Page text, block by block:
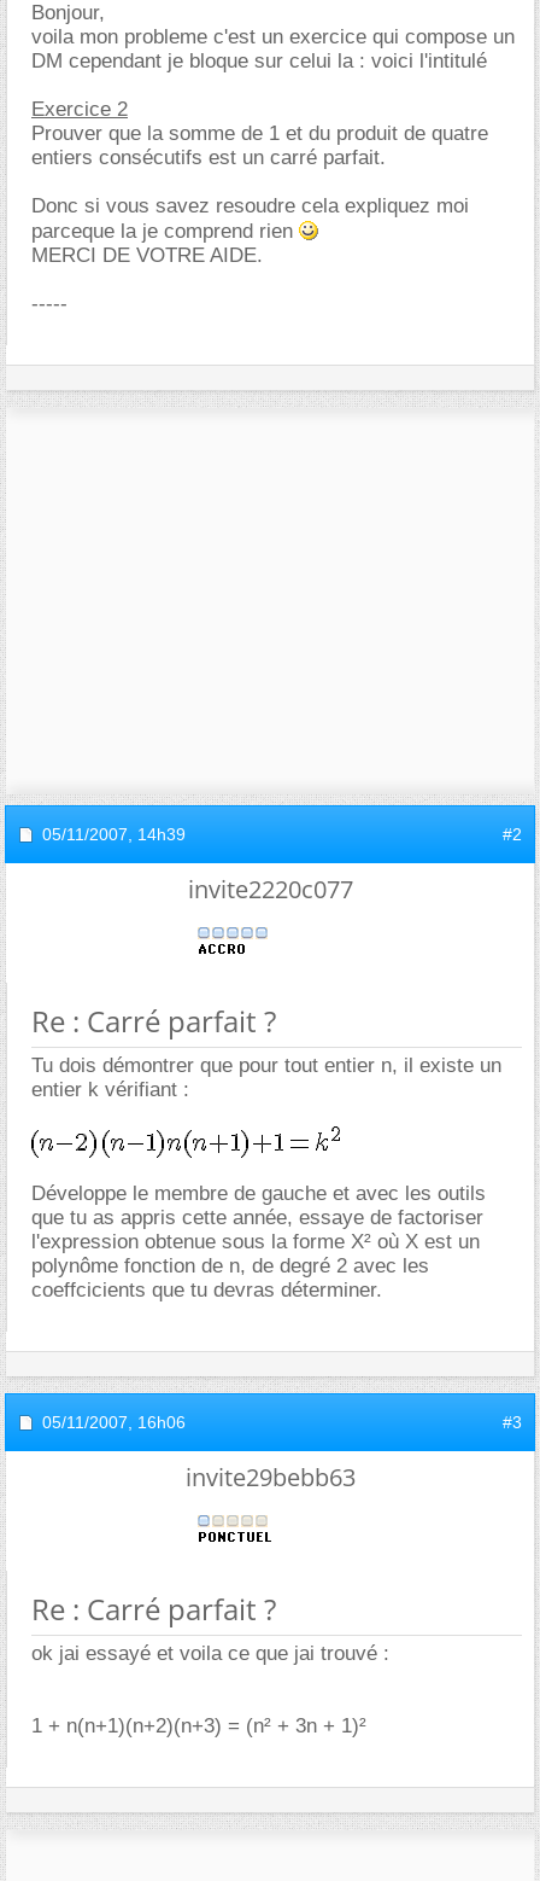
Bonjour,
voila mon probleme c'est un exercice qui compose un
DM cependant je bloque sur celui la : voici l'intitulé
Exercice 2
Prouver que la somme de 1 et du produit de quatre
entiers consécutifs est un carré parfait.
Donc si vous savez resoudre cela expliquez moi
parceque la je comprend rien
MERCI DE VOTRE AIDE.
-----
05/11/2007, 14h39 #2
invite2220c077
Re : Carré parfait ?
Tu dois démontrer que pour tout entier n, il existe un
entier k vérifiant :
Développe le membre de gauche et avec les outils
que tu as appris cette année, essaye de factoriser
l'expression obtenue sous la forme X² où X est un
polynôme fonction de n, de degré 2 avec les
coeffcicients que tu devras déterminer.
05/11/2007, 16h06 #3
invite29bebb63
Re : Carré parfait ?
ok jai essayé et voila ce que jai trouvé :
1 + n(n+1)(n+2)(n+3) = (n² + 3n + 1)²